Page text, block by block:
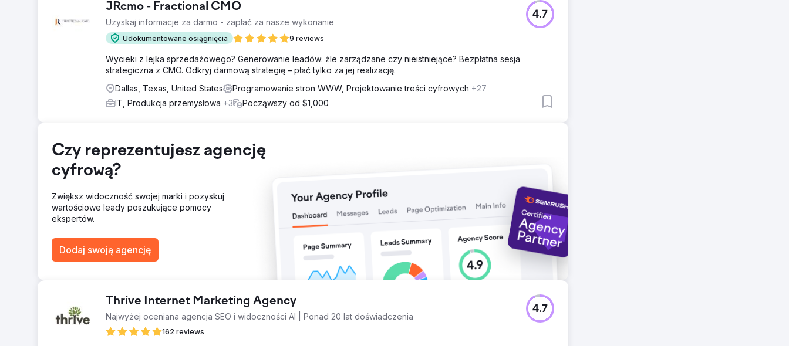
Firma z solidną ofertą produktów zmagała się ze skalowaniem swoich operacji, generując 17 mln USD przychodów, ale borykając
się z niskimi wskaźnikami sprzedaży i nieoptymalnym doświadczeniem klienta. Firma musiała udoskonalić swoją strategię
marketingową, poprawić zarządzanie leadami i zoptymalizować ścieżkę klienta, aby zwiększyć przychody i lepiej konkurować
satysfakcjonującego i spójnego doświadczenia klienta.
Przeprowadziliśmy kompleksowy przegląd strategii marketingu cyfrowego firmy, w tym optymalizację SEM i SEO, całkowitą
przebudowę witryny w celu lepszego zaangażowania użytkowników oraz rozszerzoną obecność w mediach
społecznościowych. Ponadto udoskonaliliśmy proces sprzedaży, usprawniając zarządzanie leadami, ulepszając strategie działań
problemów
Wyniki
Firma odnotowała znaczny wzrost przychodów o 41%, z 17 mln do 24 mln dolarów w ciągu roku. Wskaźnik zamknięcia
sprzedaży znacznie się poprawił, skacząc z 7% do 15%. Ulepszone inicjatywy dotyczące doświadczeń klientów doprowadziły
do większej liczby powtarzających się transakcji i poleceń, co dodatkowo wzmocniło trajektorię wzrostu firmy. Ogólne
ulepszenia zapewniły firmie dalszy sukces na konkurencyjnym rynku, ustanawiając nowe standardy wydajności operacyjnej i
satysfakcji klienta.
Przejdź do strony agencji
JRcmo - Fractional CMO
Uzyskaj informacje za darmo - zapłać za nasze wykonanie
Udokumentowane osiągnięcia 9 reviews
4.7
Wycieki z lejka sprzedażowego? Generowanie leadów: źle zarządzane czy nieistniejące? Bezpłatna sesja
strategiczna z CMO. Odkryj darmową strategię – płać tylko za jej realizację.
Dallas, Texas, United States
Programowanie stron WWW, Projektowanie treści cyfrowych +27
IT, Produkcja przemysłowa +3 Począwszy od $1,000
Czy reprezentujesz agencję
cyfrową?
Zwiększ widoczność swojej marki i pozyskuj
wartościowe leady poszukujące pomocy
ekspertów.
Dodaj swoją agencję
Thrive Internet Marketing Agency
Najwyżej oceniana agencja SEO i widoczności AI | Ponad 20 lat doświadczenia
162 reviews
4.7